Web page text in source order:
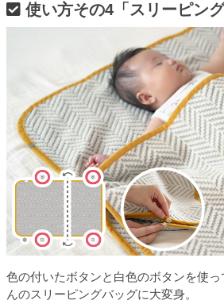
使い方その4「スリーピング
色の付いたボタンと白色のボタンを使
んのスリーピングバッグに大変身。